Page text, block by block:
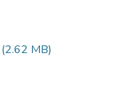
(2.62 MB)